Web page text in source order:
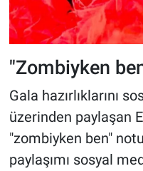
"Zombiyken
Gala hazırlıklarını
üzerinden paylaşan
"zombiyken ben"
paylaşımı sosyal